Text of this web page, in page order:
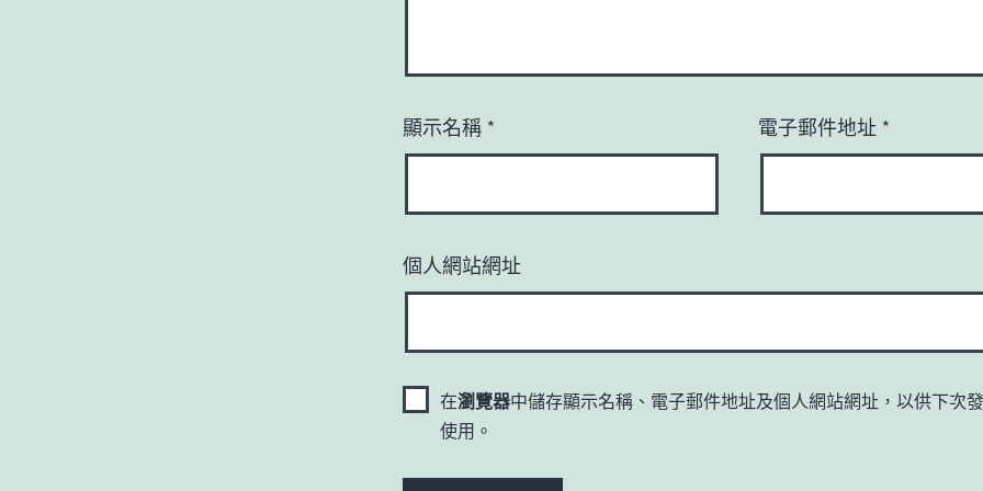
顯示名稱 * 電子郵件地址 *
個人網站網址
在瀏覽器中儲存顯示名稱、電子郵件地址及個人網站網址，以供下次
使用。